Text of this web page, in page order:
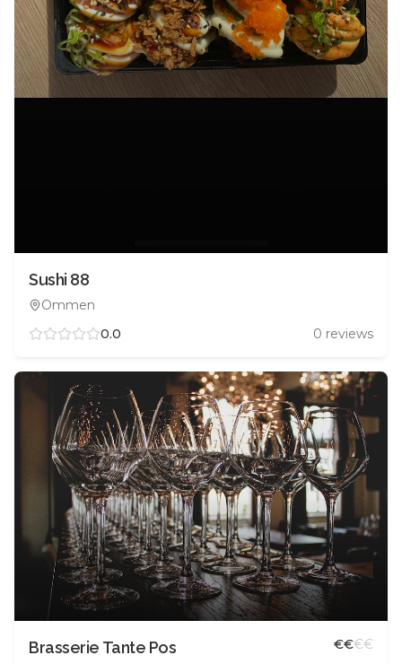
Sushi 88
Ommen
0.0
0 reviews
Brasserie Tante Pos €€€€